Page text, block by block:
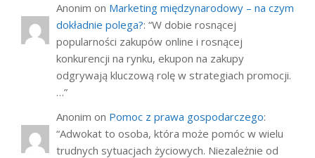
Anonim on Marketing międzynarodowy – na czym
dokładnie polega?: “W dobie rosnącej
popularności zakupów online i rosnącej
konkurencji na rynku, ekupon na zakupy
odgrywają kluczową rolę w strategiach promocji.
…”
Anonim on Pomoc z prawa gospodarczego:
“Adwokat to osoba, która może pomóc w wielu
trudnych sytuacjach życiowych. Niezależnie od